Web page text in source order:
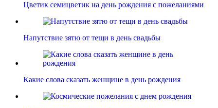
Цветик семицветик на день рождения с пожеланиями
Напутствие зятю от тещи в день свадьбы
Какие слова сказать женщине в день рождения